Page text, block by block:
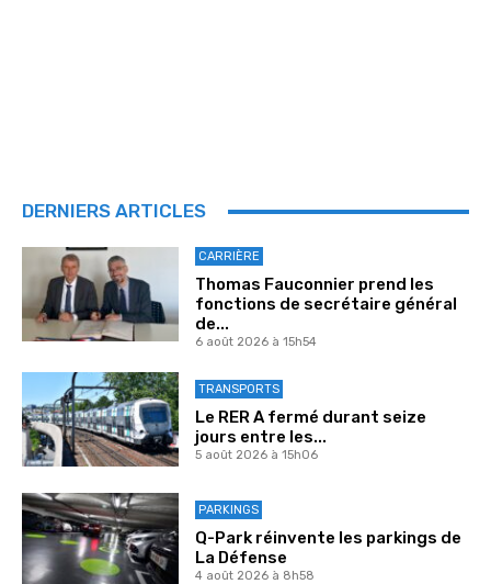
DERNIERS ARTICLES
CARRIÈRE
Thomas Fauconnier prend les
fonctions de secrétaire général
de...
6 août 2026 à 15h54
TRANSPORTS
Le RER A fermé durant seize
jours entre les...
5 août 2026 à 15h06
PARKINGS
Q-Park réinvente les parkings de
La Défense
4 août 2026 à 8h58